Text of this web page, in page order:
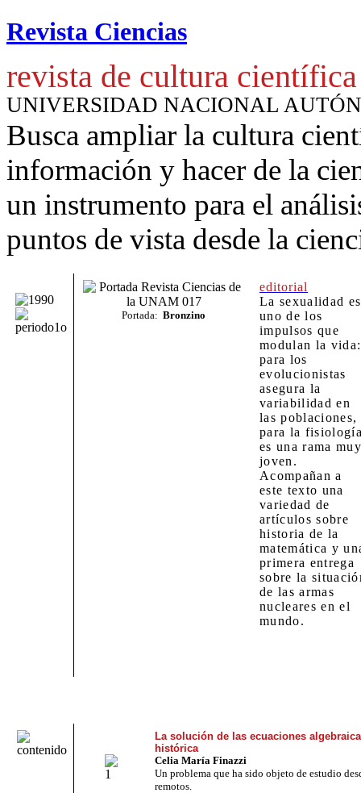
Revista Ciencias
revista de cultura científica
UNIVERSIDAD NACIONAL
Busca ampliar la cultura
información y hacer de la
un instrumento para el
puntos de vista desde la
Portada: Bronzino
editorial
La sexualidad es
uno de los
impulsos que
modulan la vida:
para los
evolucionistas
asegura la
variabilidad en
las poblaciones,
para la
es una rama
joven.
Acompañan a
este texto una
variedad de
artículos sobre
historia de la
matemática y
primera entrega
sobre la
de las armas
nucleares en el
mundo.
La solución de las ecuaciones
histórica
Celia María Finazzi
Un problema que ha sido objeto de estudio
remotos.